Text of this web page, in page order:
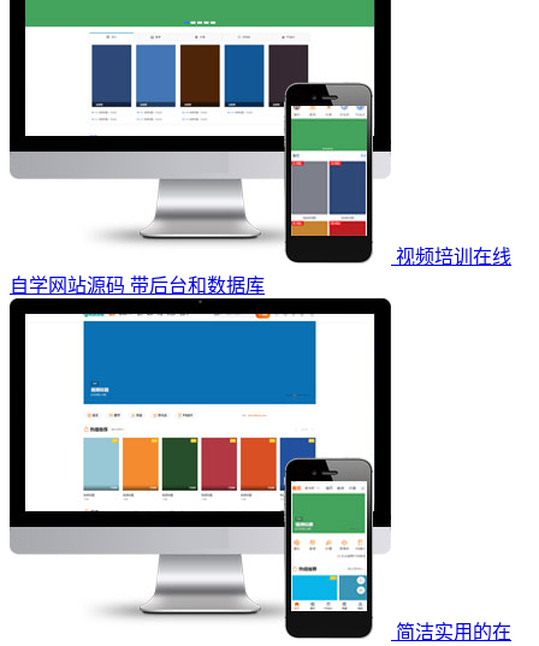
视频培训在线
自学网站源码 带后台和数据库
简洁实用的在